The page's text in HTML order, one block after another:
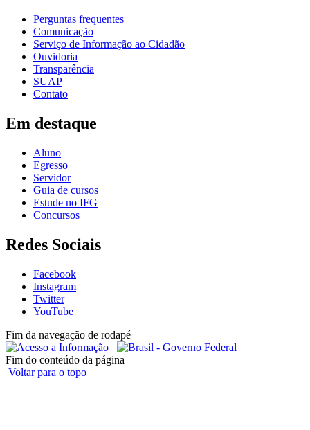
Perguntas frequentes
Comunicação
Serviço de Informação ao Cidadão
Ouvidoria
Transparência
SUAP
Contato
Em destaque
Aluno
Egresso
Servidor
Guia de cursos
Estude no IFG
Concursos
Redes Sociais
Facebook
Instagram
Twitter
YouTube
Fim da navegação de rodapé
Fim do conteúdo da página
Voltar para o topo